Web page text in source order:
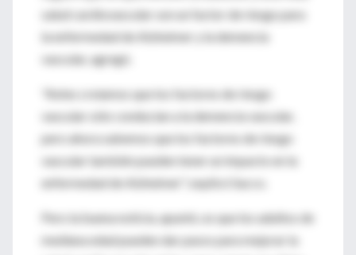
salud cardiovascular son un factor de riesgo para
la enfermedad de Alzheimer y la demencia
vascular, agregó.
"Antes creíamos que los factores de riesgo
vascular sólo conducían a la demencia vascular,
pero ahora sabemos que los factores de riesgo
vascular también pueden tener un impacto en la
enfermedad de Alzheimer", explicó Sacco.
Pero la buena noticia, apuntó, es que los adultos de
mediana edad pueden dar pasos para mejorar la